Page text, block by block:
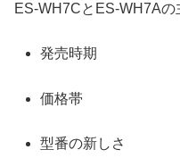
ES-WH7CとES-WH7Aの
発売時期
価格帯
型番の新しさ